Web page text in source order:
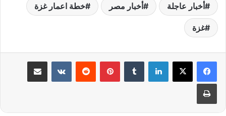
أخبار عاجلة أخبار مصر خطة اعمار غزة
غزة
لينكدإن بينتيريست